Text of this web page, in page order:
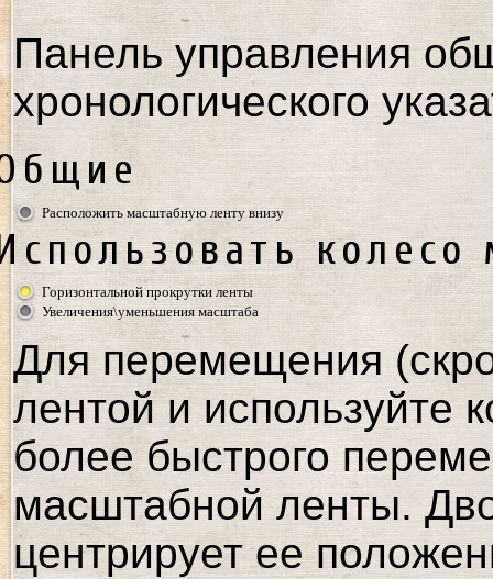
Панель управления
хронологического
Расположить масштабную ленту внизу
Горизонтальной прокрутки ленты
Увеличения\уменьшения масштаба
Для перемещения
лентой и используйте
более быстрого
масштабной ленты.
центрирует ее